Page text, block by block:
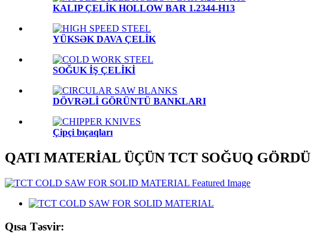
KALIP ÇELİK HOLLOW BAR 1.2344-H13
YÜKSƏK DAVA ÇELİK
SOĞUK İŞ ÇELİKİ
DÖVRƏLİ GÖRÜNTÜ BANKLARI
Çipçi bıçaqları
QATI MATERİAL ÜÇÜN TCT SOĞUQ GÖRDÜ
Qısa Təsvir: